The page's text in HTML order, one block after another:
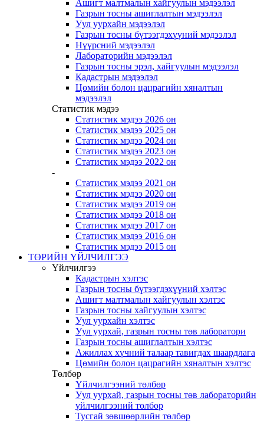
Ашигт малтмалын хайгуулын мэдээлэл
Газрын тосны ашиглалтын мэдээлэл
Уул уурхайн мэдээлэл
Газрын тосны бүтээгдэхүүний мэдээлэл
Нүүрсний мэдээлэл
Лабораторийн мэдээлэл
Газрын тосны эрэл, хайгуулын мэдээлэл
Кадастрын мэдээлэл
Цөмийн болон цацрагийн хяналтын
мэдээлэл
Статистик мэдээ
Статистик мэдээ 2026 он
Статистик мэдээ 2025 он
Статистик мэдээ 2024 он
Статистик мэдээ 2023 он
Статистик мэдээ 2022 он
-
Статистик мэдээ 2021 он
Статистик мэдээ 2020 он
Статистик мэдээ 2019 он
Статистик мэдээ 2018 он
Статистик мэдээ 2017 он
Статистик мэдээ 2016 он
Статистик мэдээ 2015 он
ТӨРИЙН ҮЙЛЧИЛГЭЭ
Үйлчилгээ
Кадастрын хэлтэс
Газрын тосны бүтээгдэхүүний хэлтэс
Ашигт малтмалын хайгуулын хэлтэс
Газрын тосны хайгуулын хэлтэс
Уул уурхайн хэлтэс
Уул уурхай, газрын тосны төв лаборатори
Газрын тосны ашиглалтын хэлтэс
Ажиллах хүчний талаар тавигдах шаардлага
Цөмийн болон цацрагийн хяналтын хэлтэс
Төлбөр
Үйлчилгээний төлбөр
Уул уурхай, газрын тосны төв лабораторийн
үйлчилгээний төлбөр
Тусгай зөвшөөрлийн төлбөр